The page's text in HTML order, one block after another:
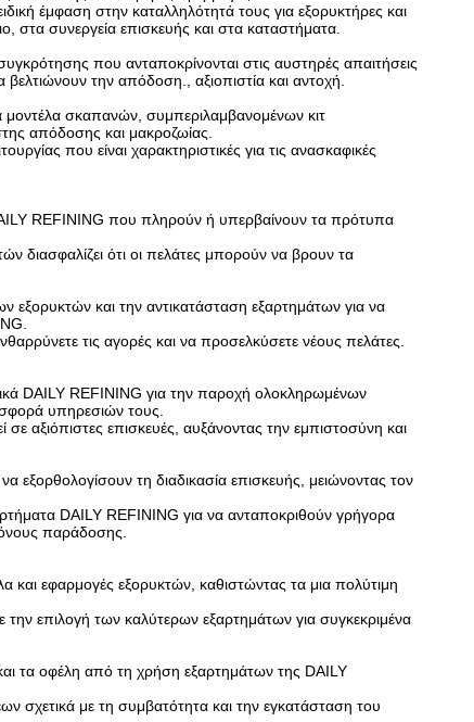
έμφαση στην καταλληλότητά τους για εξορυκτήρες και
στα συνεργεία επισκευής και στα καταστήματα.
που ανταποκρίνονται στις αυστηρές απαιτήσεις
την απόδοση., αξιοπιστία και αντοχή.
σκαπανών, συμπεριλαμβανομένων κιτ
απόδοσης και μακροζωίας.
που είναι χαρακτηριστικές για τις ανασκαφικές
REFINING που πληρούν ή υπερβαίνουν τα πρότυπα
διασφαλίζει ότι οι πελάτες μπορούν να βρουν τα
εξορυκτών και την αντικατάσταση εξαρτημάτων για να
τις αγορές και να προσελκύσετε νέους πελάτες.
DAILY REFINING για την παροχή ολοκληρωμένων
υπηρεσιών τους.
αξιόπιστες επισκευές, αυξάνοντας την εμπιστοσύνη και
εξορθολογίσουν τη διαδικασία επισκευής, μειώνοντας τον
DAILY REFINING για να ανταποκριθούν γρήγορα
παράδοσης.
και εφαρμογές εξορυκτών, καθιστώντας τα μια πολύτιμη
επιλογή των καλύτερων εξαρτημάτων για συγκεκριμένα
τα οφέλη από τη χρήση εξαρτημάτων της DAILY
σχετικά με τη συμβατότητα και την εγκατάσταση του